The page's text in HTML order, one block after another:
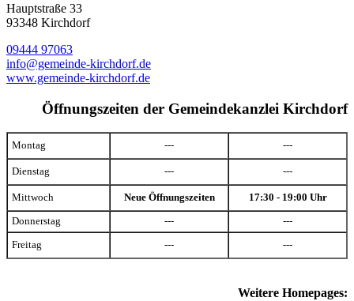
Hauptstraße 33
93348 Kirchdorf
09444 97063
info@gemeinde-kirchdorf.de
www.gemeinde-kirchdorf.de
Öffnungszeiten der Gemeindekanzlei Kirchdorf
Montag --- ---
Dienstag --- ---
Mittwoch Neue Öffnungszeiten 17:30 - 19:00 Uhr
Donnerstag --- ---
Freitag --- ---
Weitere Homepages: